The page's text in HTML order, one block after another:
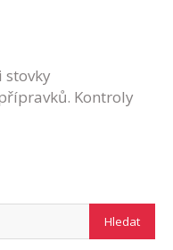
stovky
Kontroly